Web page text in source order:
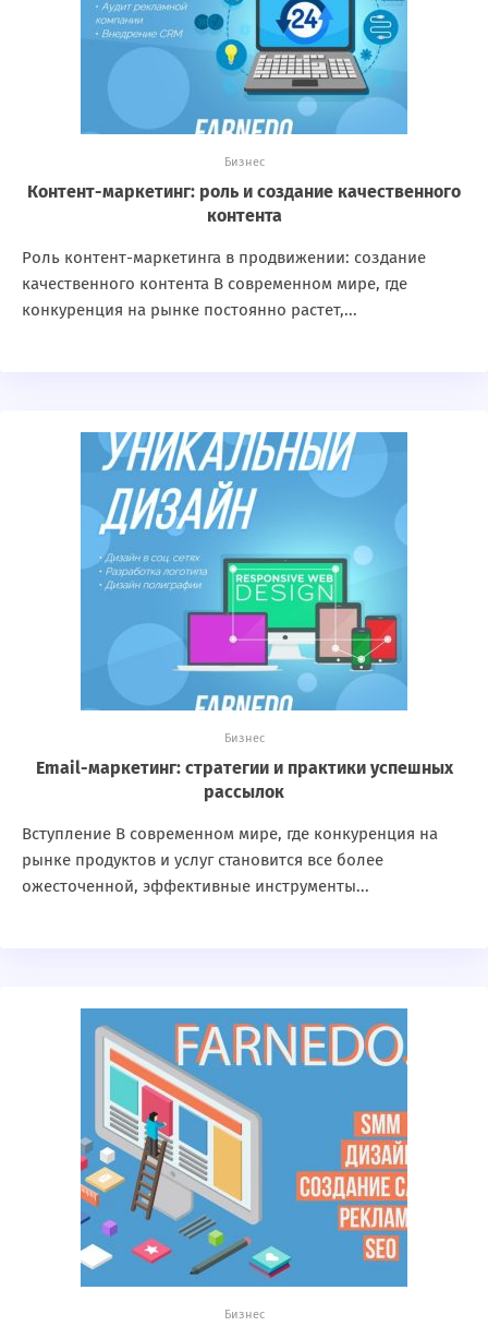
Бизнес
Контент-маркетинг: роль и создание качественного
контента
Роль контент-маркетинга в продвижении: создание
качественного контента В современном мире, где
конкуренция на рынке постоянно растет,...
Бизнес
Email-маркетинг: стратегии и практики успешных
рассылок
Вступление В современном мире, где конкуренция на
рынке продуктов и услуг становится все более
ожесточенной, эффективные инструменты...
Бизнес